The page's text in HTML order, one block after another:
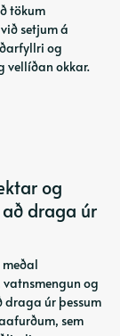
tökum
setjum á
og
okkar.
og
draga úr
og
úr þessum
sem